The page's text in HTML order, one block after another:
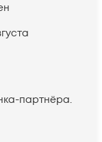
партнёра.